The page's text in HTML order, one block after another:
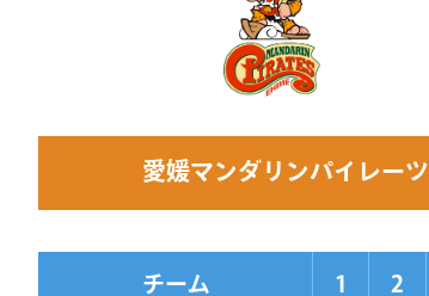
愛媛マンダリンパイレーツ
チーム 1 2